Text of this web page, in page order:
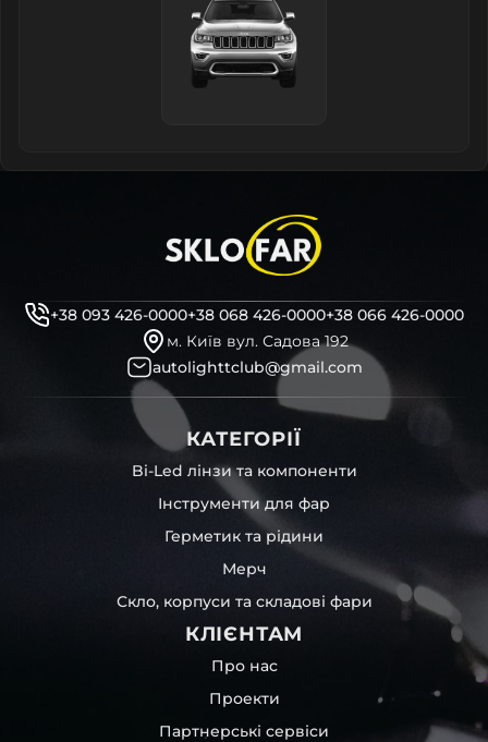
+38 093 426-0000+38 068 426-0000+38 066 426-0000
м. Київ вул. Садова 192
autolighttclub@gmail.com
КАТЕГОРІЇ
Bi-Led лінзи та компоненти
Інструменти для фар
Герметик та рідини
Мерч
Скло, корпуси та складові фари
КЛІЄНТАМ
Про нас
Проекти
Партнерські сервіси